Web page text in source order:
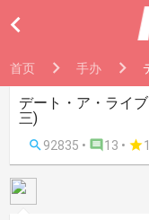

首页 手办
デート・ア・ライ
三)
 92835 •  13 • 1